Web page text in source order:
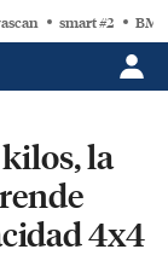
smart #2
la
4x4